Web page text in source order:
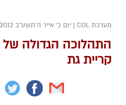
מערכת COL | יום כ' אייר ה׳תשע״ב 12.05.2012
התהלוכה הגדולה של
קריית גת